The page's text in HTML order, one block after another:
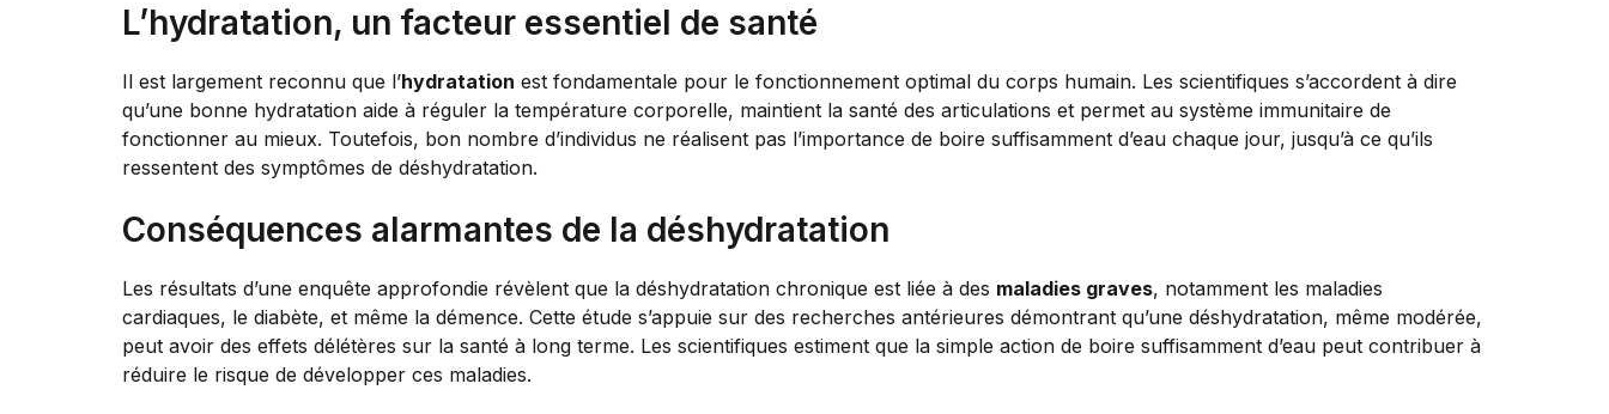
L’hydratation, un facteur essentiel de santé
Il est largement reconnu que l’hydratation est fondamentale pour le fonctionnement optimal du corps humain. Les scientifiques s’accordent à dire
qu’une bonne hydratation aide à réguler la température corporelle, maintient la santé des articulations et permet au système immunitaire de
fonctionner au mieux. Toutefois, bon nombre d’individus ne réalisent pas l’importance de boire suffisamment d’eau chaque jour, jusqu’à ce qu’ils
ressentent des symptômes de déshydratation.
Conséquences alarmantes de la déshydratation
Les résultats d’une enquête approfondie révèlent que la déshydratation chronique est liée à des maladies graves, notamment les maladies
cardiaques, le diabète, et même la démence. Cette étude s’appuie sur des recherches antérieures démontrant qu’une déshydratation, même modérée,
peut avoir des effets délétères sur la santé à long terme. Les scientifiques estiment que la simple action de boire suffisamment d’eau peut contribuer à
réduire le risque de développer ces maladies.